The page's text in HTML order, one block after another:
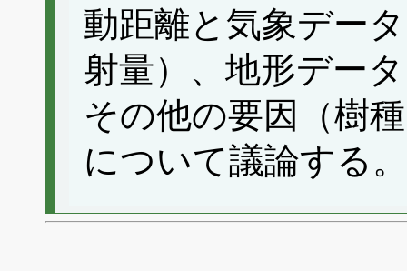
動距離と気象デー
射量）、地形デー
その他の要因（樹
について議論する。